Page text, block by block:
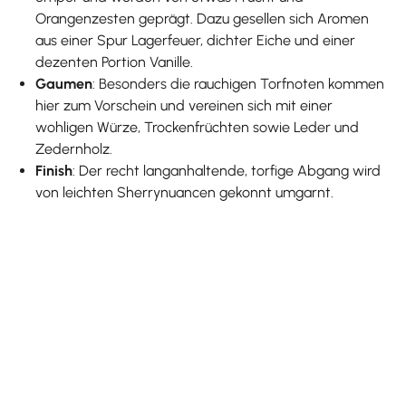
Orangenzesten geprägt. Dazu gesellen sich Aromen
aus einer Spur Lagerfeuer, dichter Eiche und einer
dezenten Portion Vanille.
Gaumen: Besonders die rauchigen Torfnoten kommen
hier zum Vorschein und vereinen sich mit einer
wohligen Würze, Trockenfrüchten sowie Leder und
Zedernholz.
Finish: Der recht langanhaltende, torfige Abgang wird
von leichten Sherrynuancen gekonnt umgarnt.